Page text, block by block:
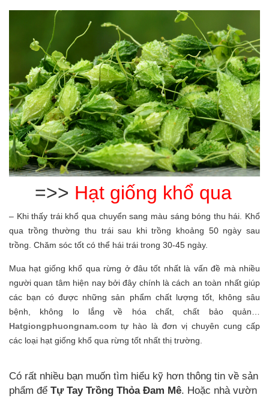
=>> Hạt giống khổ qua
– Khi thấy trái khổ qua chuyển sang màu sáng bóng thu hái. Khổ
qua trồng thường thu trái sau khi trồng khoảng 50 ngày sau
trồng. Chăm sóc tốt có thể hái trái trong 30-45 ngày.
Mua hạt giống khổ qua rừng ở đâu tốt nhất là vấn đề mà nhiều
người quan tâm hiện nay bởi đây chính là cách an toàn nhất giúp
các bạn có được những sản phẩm chất lượng tốt, không sâu
bệnh, không lo lắng về hóa chất, chất bảo quản…
Hatgiongphuongnam.com tự hào là đơn vị chuyên cung cấp
các loại hạt giống khổ qua rừng tốt nhất thị trường.
Có rất nhiều bạn muốn tìm hiểu kỹ hơn thông tin về sản
phẩm để Tự Tay Trồng Thỏa Đam Mê. Hoặc nhà vườn